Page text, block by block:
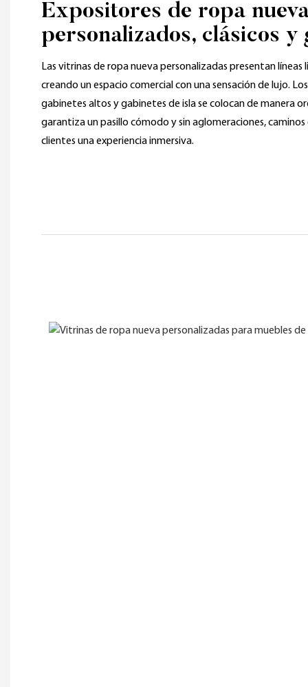
Expositores de ropa
personalizados, clásicos y
Las vitrinas de ropa nueva personalizadas presentan líneas
creando un espacio comercial con una sensación de lujo.
gabinetes altos y gabinetes de isla se colocan de manera
garantiza un pasillo cómodo y sin aglomeraciones,
clientes una experiencia inmersiva.